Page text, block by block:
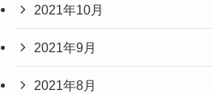
2021年10月
2021年9月
2021年8月